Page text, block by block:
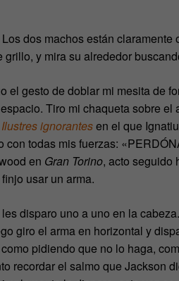
dos machos están
y mira su alrededor
el gesto de doblar mi mesita de
Tiro mi chaqueta sobre
Ilustres ignorantesen el que
con todas mis fuerzas:
en Gran Torino, acto seguido
usar un arma.
disparo uno a uno en la
giro el arma en horizontal y
pidiendo que no lo haga,
recordar el salmo que Jackson